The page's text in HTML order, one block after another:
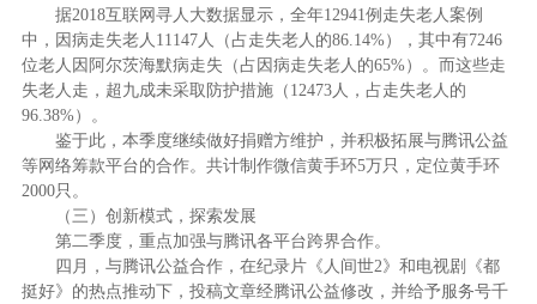
据2018互联网寻人大数据显示，全年12941例走失老人案例
中，因病走失老人 11147人（占走失老人的86.14%），其中有7246
位老人因阿尔茨海默病走失（占因病走失老人的65%）。而这些走
失老人走，超九成未采取防护措施（ 12473人，占走失老人的
96.38%）。
鉴于此，本季度继续做好捐赠方维护，并积极拓展与腾讯公益
等网络筹款平台的合作。共计制作微信黄手环5万只，定位黄手环
2000只。
（三） 创新模式，探索发展
第二季度，重点加强与腾讯各平台跨界合作。
四月，与腾讯公益合作，在纪录片《人间世2》和电视剧《都
挺好》的热点推动下，投稿文章经腾讯公益修改，并给予服务号千